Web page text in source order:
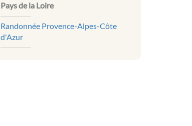
Pays de la Loire
Randonnée Provence-Alpes-Côte
d'Azur